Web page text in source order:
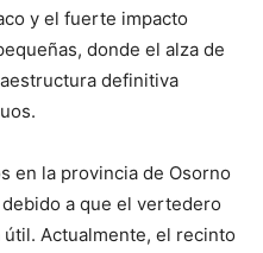
y el fuerte impacto
donde el alza de
definitiva
en la provincia de Osorno
a que el vertedero
Actualmente, el recinto